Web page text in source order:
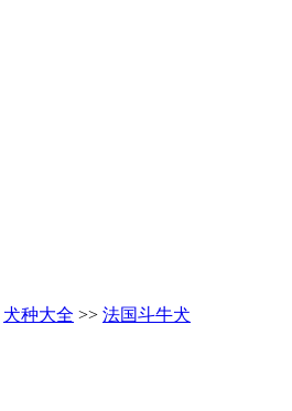
犬种大全 >> 法国斗牛犬